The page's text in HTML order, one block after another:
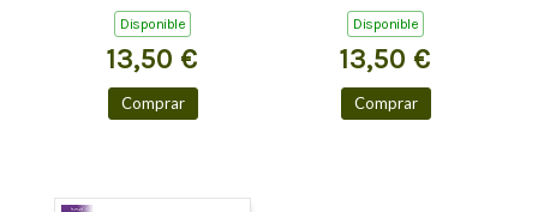
Montse / Pitxot Soler,
Antoni / Puig
Castellano, Jordi
Disponible
13,50 €
Comprar
Montse / Pitxot Soler,
Antoni / Puig
Castellano, Jordi
Disponible
13,50 €
Comprar